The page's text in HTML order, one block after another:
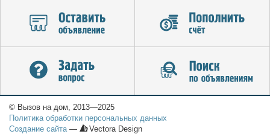
© Вызов на дом, 2013—2025
Политика обработки персональных данных
Создание сайта— Vectora Design